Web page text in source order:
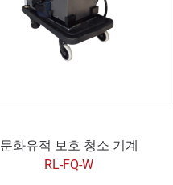
문화유적 보호 청소 기계
RL-FQ-W